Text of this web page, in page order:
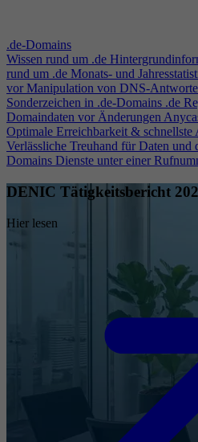
.de-Domains
Wissen rund um .de
rund um .de Monats- und
vor Manipulation von DNS-
Sonderzeichen in .de-Domains .de
Domaindaten vor Änderungen
Optimale Erreichbarkeit & schnellste
Verlässliche Treuhand für Daten und
Domains Dienste unter einer
DENIC Tätigkeitsbericht
Hier lesen